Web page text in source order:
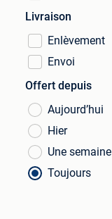
Livraison
Enlèvement
Envoi
Offert depuis
Aujourd’hui
Hier
Une semaine
Toujours